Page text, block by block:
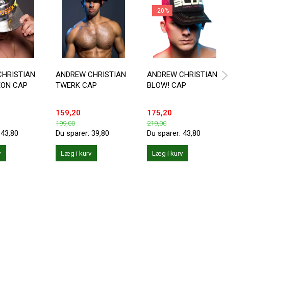
CAP
43,80
ANDREW CHRISTIAN
TWERK CAP
159,20
199,00
Du sparer:39,80
Læg i kurv
-20%
ANDREW CHRISTIAN
BLOW! CAP
175,20
219,00
Du sparer: 43,80
Læg i kurv